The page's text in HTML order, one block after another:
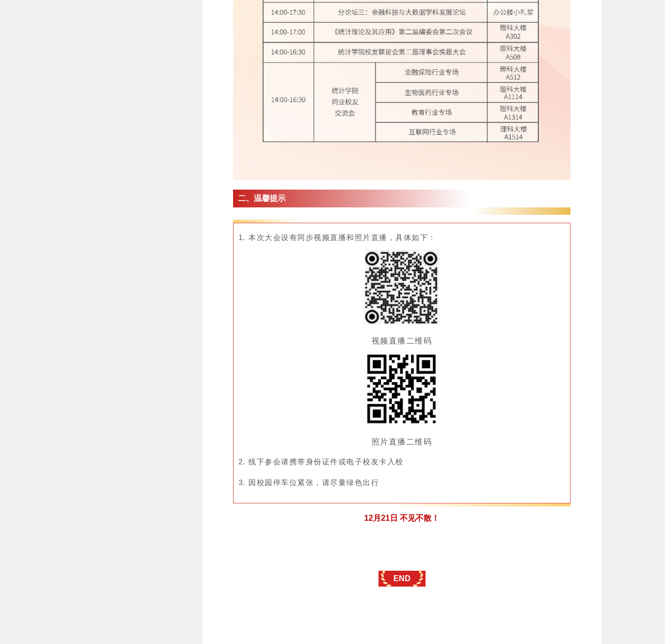
二、温馨提示
1. 本次大会设有同步视频直播和照片直播，具体如下：
视频直播二维码
照片直播二维码
2. 线下参会请携带身份证件或电子校友卡入校
3. 因校园停车位紧张，请尽量绿色出行
12月21日 不见不散！
END